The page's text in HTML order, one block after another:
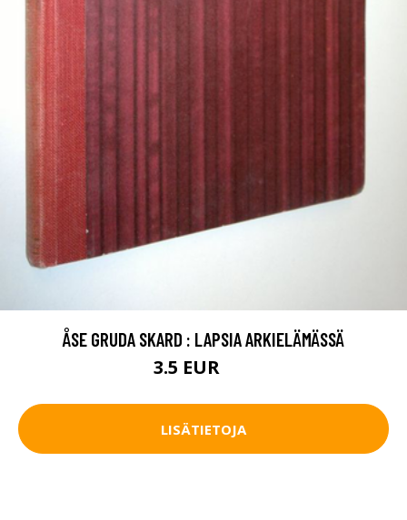
ÅSE GRUDA SKARD : LAPSIA ARKIELÄMÄSSÄ
3.5 EUR
LISÄTIETOJA